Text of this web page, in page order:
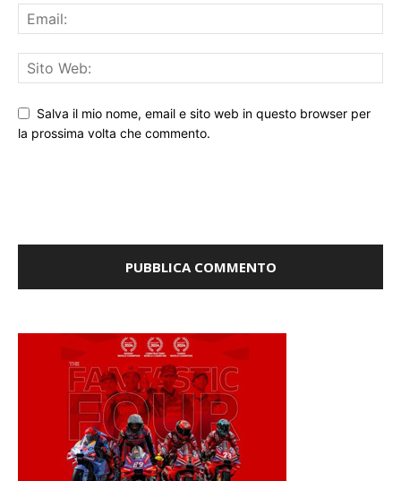
Salva il mio nome, email e sito web in questo browser per
la prossima volta che commento.